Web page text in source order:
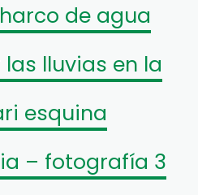
de agua
lluvias en la
esquina
– fotografía 3